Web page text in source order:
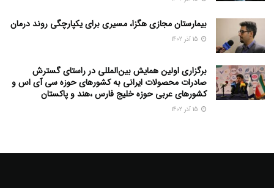
بیمارستان مجازی هگزا، مسیری برای یکپارچگی روند درمان
برگزاری اولین همایش بین‌المللی در راستای گسترش
صادرات محصولات ایرانی به کشورهای حوزه سی آی اس و
کشورهای عربی حوزه خلیج فارس ،هند و پاکستان